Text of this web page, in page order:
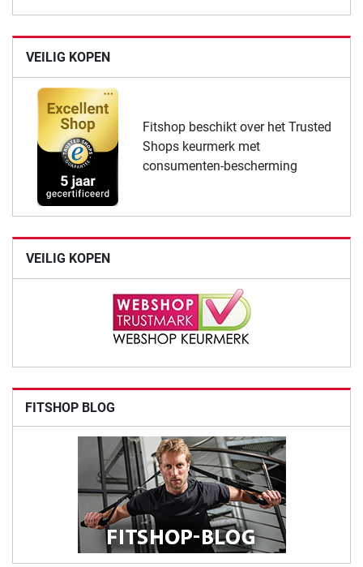
VEILIG KOPEN
Fitshop beschikt over het Trusted
Shops keurmerk met
consumenten-bescherming
VEILIG KOPEN
FITSHOP BLOG